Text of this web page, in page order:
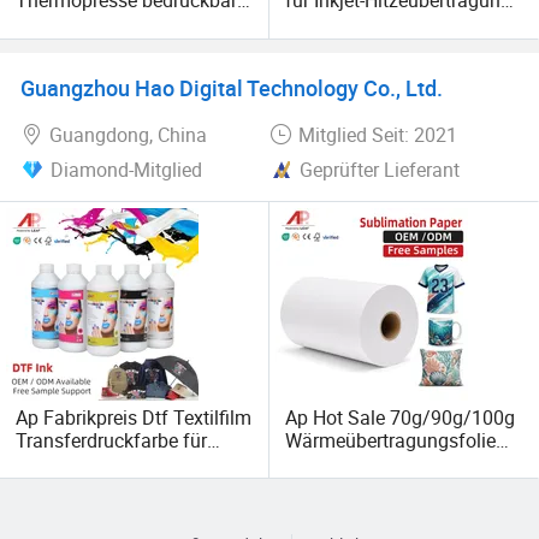
druckbare
für Bekleidung
Heizpresse zu
Guangzhou Hao Digital Technology Co., Ltd.
Guangdong, China
Mitglied Seit: 2021
Diamond-Mitglied
Geprüfter Lieferant
Ap Fabrikpreis Dtf Textilfilm
Transferdruckfarbe für
Tx800 Wf4720 I3200
Ap Hot Sale 70g/90g/100g
Wärmeübertragungsfolie
Baumwolle